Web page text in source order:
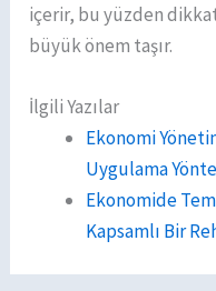
içerir, bu yüzden
büyük önem taşır.
İlgili Yazılar
Ekonomi
Uygulama
Ekonomide
Kapsamlı Bir